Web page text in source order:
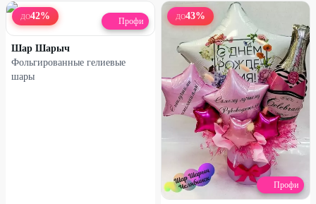
Набирает высоту
Французская роза с
альстромерией
2000₽2980
ДО42% Профи
Шар Шарыч
Фольгированные гелиевые
шары
ДО43%
Профи